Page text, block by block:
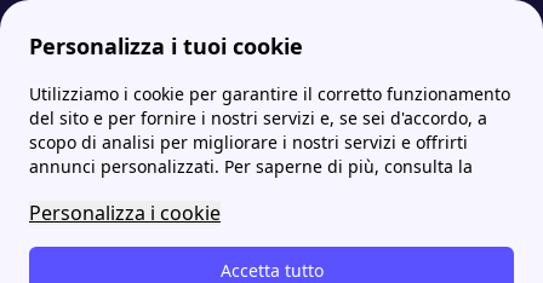
Personalizza i tuoi cookie
Utilizziamo i cookie per garantire il corretto funzionamento
del sito e per fornire i nostri servizi e, se sei d'accordo, a
scopo di analisi per migliorare i nostri servizi e offrirti
annunci personalizzati. Per saperne di più, consulta la
Personalizza i cookie
Accetta tutto
Internet Casa Terrecablate: offerte in fibra ottica, adsl e numero verde
Terrecablate: offerte in
fibra ottica, adsl e numero
verde